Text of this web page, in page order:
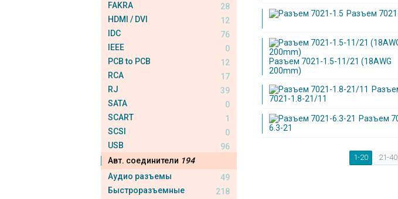
FAKRA
28
HDMI / DVI
12
IDC
76
IEEE
0
PCB to PCB
12
RCA
17
RJ
39
SATA
0
SCART
1
SCSI
0
USB
96
Авт. соединители 194
Аудио разъемы
49
Быстроразъемные
218
Разъем
Разъем 7021-1.5-11/21 (18AWG
200mm)
7021-1.8-21/11
Разъем
6.3-21
1-20 21-40